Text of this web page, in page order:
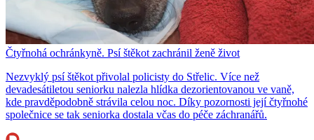
Čtyřnohá ochránkyně. Psí štěkot zachránil ženě život
Nezvyklý psí štěkot přivolal policisty do Střelic. Více než
devadesátiletou seniorku nalezla hlídka dezorientovanou ve vaně,
kde pravděpodobně strávila celou noc. Díky pozornosti její čtyřnohé
společnice se tak seniorka dostala včas do péče záchranářů.